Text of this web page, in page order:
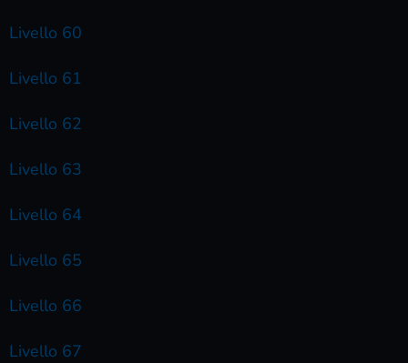
Livello 60
Livello 61
Livello 62
Livello 63
Livello 64
Livello 65
Livello 66
Livello 67